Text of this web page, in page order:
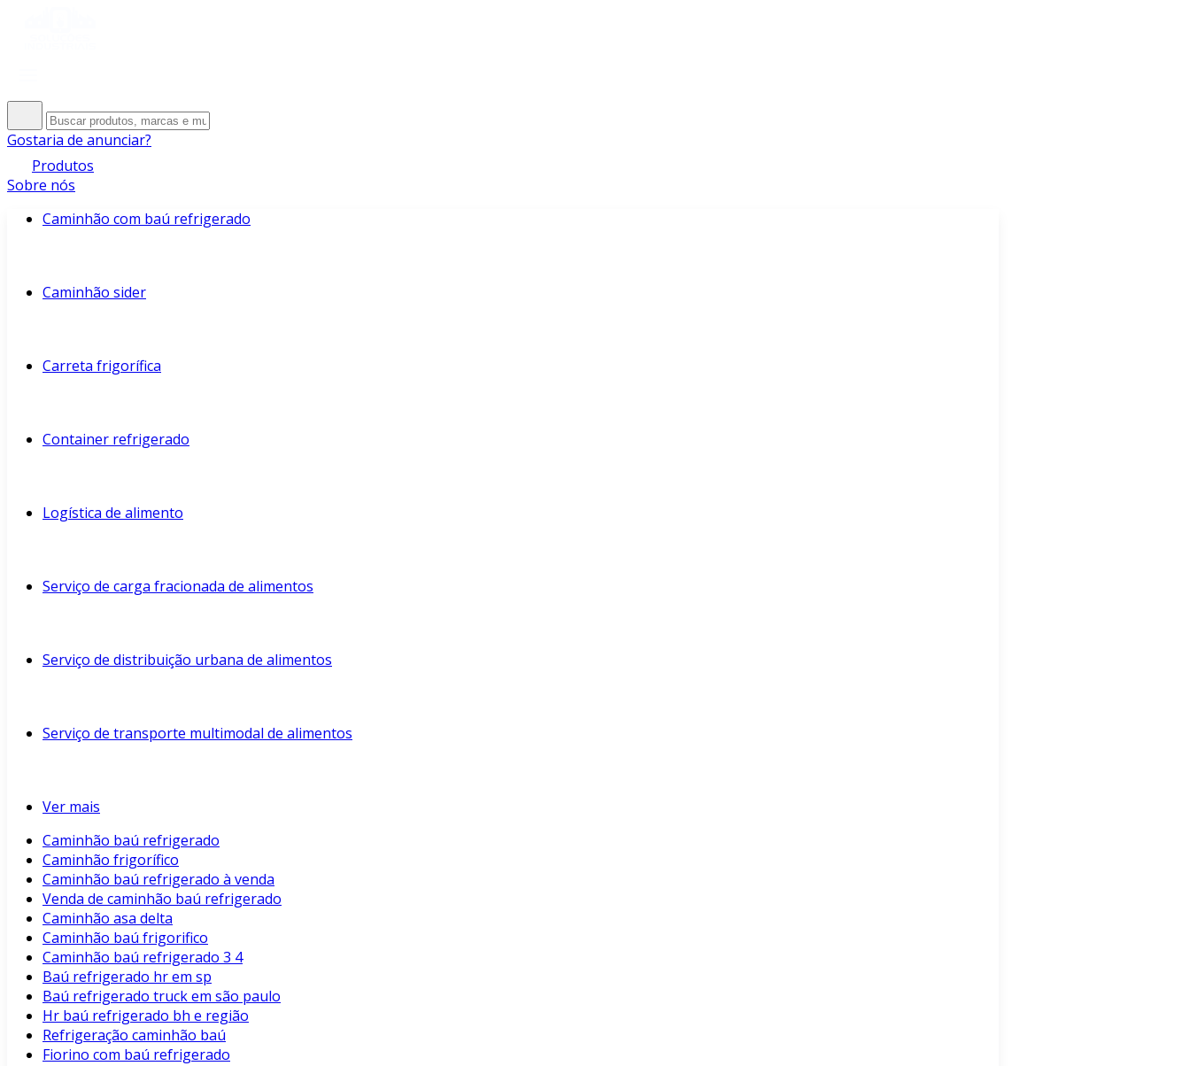
Gostaria de anunciar?
Produtos
Sobre nós
Caminhão com baú refrigerado
Caminhão sider
Carreta frigorífica
Container refrigerado
Logística de alimento
Serviço de carga fracionada de alimentos
Serviço de distribuição urbana de alimentos
Serviço de transporte multimodal de alimentos
Ver mais
Caminhão baú refrigerado
Caminhão frigorífico
Caminhão baú refrigerado à venda
Venda de caminhão baú refrigerado
Caminhão asa delta
Caminhão baú frigorifico
Caminhão baú refrigerado 3 4
Baú refrigerado hr em sp
Baú refrigerado truck em são paulo
Hr baú refrigerado bh e região
Refrigeração caminhão baú
Fiorino com baú refrigerado